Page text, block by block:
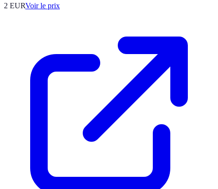
2 EURVoir le prix